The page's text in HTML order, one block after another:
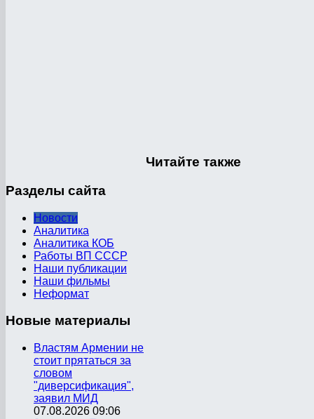
Читайте также
Разделы сайта
Новости
Аналитика
Аналитика КОБ
Работы ВП СССР
Наши публикации
Наши фильмы
Неформат
Новые материалы
Властям Армении не
стоит прятаться за
словом
"диверсификация",
заявил МИД
07.08.2026 09:06